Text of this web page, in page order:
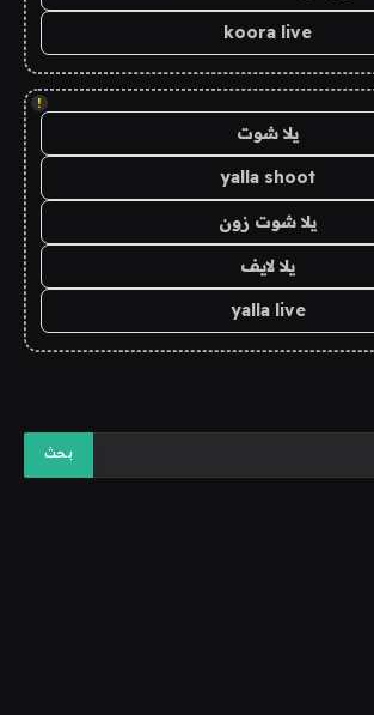
koora live
!
يلا شوت
yalla shoot
يلا شوت زون
يلا لايف
yalla live